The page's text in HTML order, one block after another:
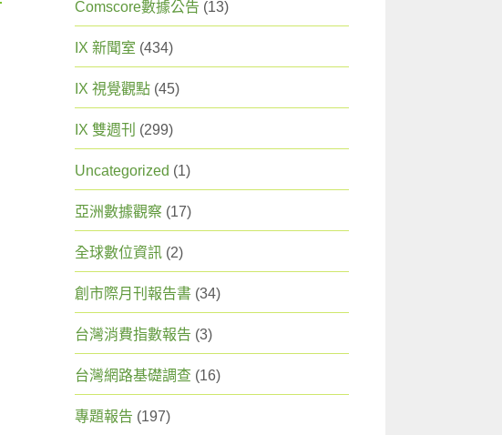
Comscore數據公告 (13)
IX 新聞室 (434)
IX 視覺觀點 (45)
IX 雙週刊 (299)
Uncategorized (1)
亞洲數據觀察 (17)
全球數位資訊 (2)
創市際月刊報告書 (34)
台灣消費指數報告 (3)
台灣網路基礎調查 (16)
專題報告 (197)